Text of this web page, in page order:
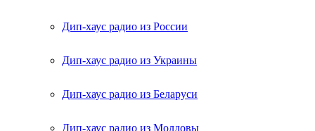
Дип-хаус радио из России
Дип-хаус радио из Украины
Дип-хаус радио из Беларуси
Дип-хаус радио из Молдовы